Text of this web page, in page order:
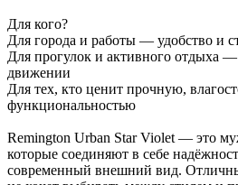
Для кого?
Для города и работы — удобство и
Для прогулок и активного отдыха
движении
Для тех, кто ценит прочную,
функциональностью
Remington Urban Star Violet — это
которые соединяют в себе
современный внешний вид.